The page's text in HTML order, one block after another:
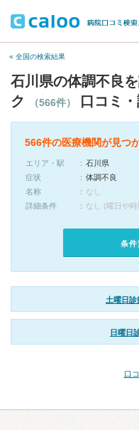
« 全国の検索結果
石川県の体調不良
ク
（566件） 口コミ
566件の医療機関が見つ
エリア・駅
石川県
症状
体調不良
名称
なし
詳細条件
なし (曜日や
条件
土曜日診
日曜日
口